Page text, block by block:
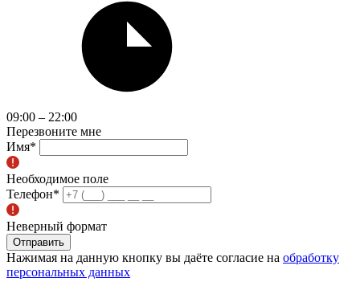
09:00 – 22:00
Перезвоните мне
Имя*
Необходимое поле
Телефон*
Неверный формат
Отправить
Нажимая на данную кнопку вы даёте согласие на обработку
персональных данных